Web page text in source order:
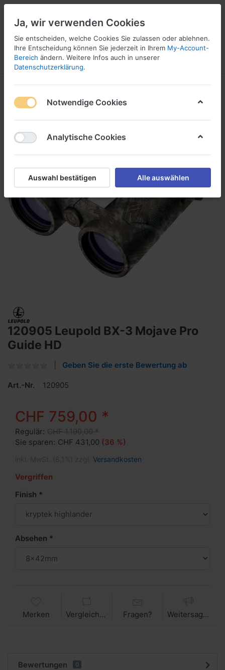
Menü Anmelden Vergleichen
1
Wunschliste
5
120905 Leupold BX-3 Mojave Pro
Guide HD
Geben Sie die erste Bewertung ab
Art.-Nr. 120905
CHF 759,00 *
Regulär: CHF 1.190,00 *
Sie sparen: CHF 431,00 (36 %)
Versandkosten
Vergriffen
Finish
Absehen
Merken Vergleichen Fragen? Weitersagen
Bewertungen 0
Ja, wir verwenden Cookies
Sie entscheiden, welche Cookies Sie zulassen oder ablehnen.
Ihre Entscheidung können Sie jederzeit in Ihrem My-Account-
Bereich ändern. Weitere Infos auch in unserer
Datenschutzerklärung.
Notwendige Cookies
Analytische Cookies
Auswahl bestätigen Alle auswählen